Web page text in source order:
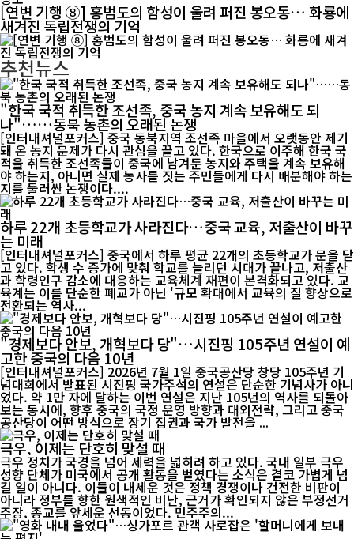
[연변 기행 ⑧] 홍범도의 함성이 울려 퍼진 봉오동… 화룡에
새겨진 독립전쟁의 기억
추천뉴스
"한국 국적 취득한 조선족, 중국 농지 계속 보유해도 되
나"……동북 농촌의 오래된 논쟁
[인터내셔널포커스] 중국 동북지역 조선족 마을에서 오랫동안 제기
돼 온 농지 문제가 다시 관심을 끌고 있다. 한국으로 이주해 한국 국
적을 취득한 조선족들이 중국에 남겨둔 농지와 주택을 계속 보유해
야 하는지, 아니면 실제 농사를 짓는 주민들에게 다시 배분해야 하는
지를 둘러싼 논쟁이다....
하루 22개 초등학교가 사라진다…중국 교육, 저출산이 바꾸
는 미래
[인터내셔널포커스] 중국에서 하루 평균 22개의 초등학교가 문을 닫
고 있다. 학생 수 증가에 맞춰 학교를 늘리던 시대가 끝나고, 저출산
과 학령인구 감소에 대응하는 교육체계 재편이 본격화되고 있다. 교
육계는 이를 단순한 폐교가 아닌 '규모 확대에서 교육의 질 향상으로
전환되는 역사...
"경제보다 안보, 개혁보다 당"…시진핑 105주년 연설이 예
고한 중국의 다음 10년
[인터내셔널포커스] 2026년 7월 1일 중국공산당 창당 105주년 기
념대회에서 발표된 시진핑 국가주석의 연설은 단순한 기념사가 아니
었다. 약 1만 자에 달하는 이번 연설은 지난 105년의 역사를 되돌아
보는 동시에, 향후 중국의 국정 운영 방향과 대외전략, 그리고 중국
공산당이 어떤 방식으로 장기 집권과 국가 발전을 ...
극우, 이제는 단호히 맞설 때
극우 정치가 국경을 넘어 세력을 넓히려 하고 있다. 국내 일부 극우
성향 단체가 미국에서 공개 활동을 벌였다는 소식은 결코 가볍게 넘
길 일이 아니다. 이들이 내세운 것은 정책 경쟁이나 건전한 비판이
아니라 정부를 향한 원색적인 비난, 근거가 확인되지 않은 부정선거
주장, 종교를 앞세운 선동이었다. 민주주의...